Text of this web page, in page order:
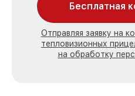
Бесплатная
Отправляя заявку на
тепловизионных
на обработку